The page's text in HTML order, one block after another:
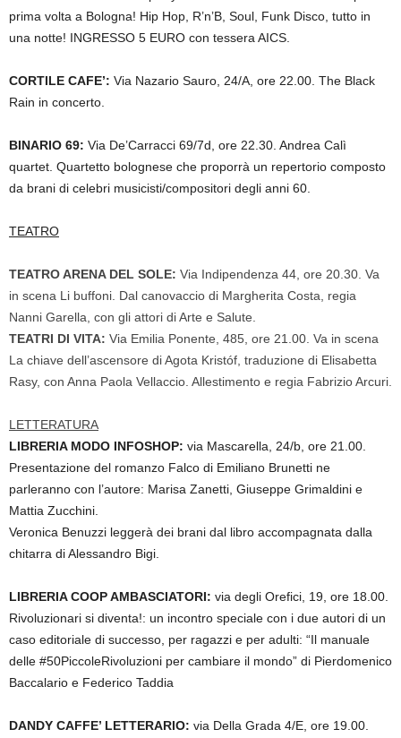
prima volta a Bologna! Hip Hop, R’n’B, Soul, Funk Disco, tutto in
una notte! INGRESSO 5 EURO con tessera AICS.
CORTILE CAFE’: Via Nazario Sauro, 24/A, ore 22.00. The Black
Rain in concerto.
BINARIO 69: Via De’Carracci 69/7d, ore 22.30. Andrea Calì
quartet. Quartetto bolognese che proporrà un repertorio composto
da brani di celebri musicisti/compositori degli anni 60.
TEATRO
TEATRO ARENA DEL SOLE: Via Indipendenza 44, ore 20.30. Va
in scena Li buffoni. Dal canovaccio di Margherita Costa, regia
Nanni Garella, con gli attori di Arte e Salute.
TEATRI DI VITA: Via Emilia Ponente, 485, ore 21.00. Va in scena
La chiave dell’ascensore di Agota Kristóf, traduzione di Elisabetta
Rasy, con Anna Paola Vellaccio. Allestimento e regia Fabrizio Arcuri.
LETTERATURA
LIBRERIA MODO INFOSHOP: via Mascarella, 24/b, ore 21.00.
Presentazione del romanzo Falco di Emiliano Brunetti ne
parleranno con l’autore: Marisa Zanetti, Giuseppe Grimaldini e
Mattia Zucchini.
Veronica Benuzzi leggerà dei brani dal libro accompagnata dalla
chitarra di Alessandro Bigi.
LIBRERIA COOP AMBASCIATORI: via degli Orefici, 19, ore 18.00.
Rivoluzionari si diventa!: un incontro speciale con i due autori di un
caso editoriale di successo, per ragazzi e per adulti: “Il manuale
delle #50PiccoleRivoluzioni per cambiare il mondo” di Pierdomenico
Baccalario e Federico Taddia
DANDY CAFFE’ LETTERARIO: via Della Grada 4/E, ore 19.00.